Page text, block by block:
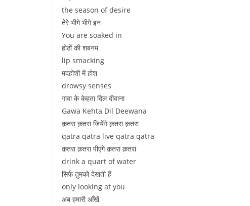
the season of desire
तेरे भीगे भीगे इन
You are soaked in
होठों की शबनम
lip smacking
मदहोशी में होश
drowsy senses
गावा के केहता दिल दीवाना
Gawa Kehta Dil Deewana
क़तरा क़तरा जियेंगे क़तरा क़तरा
qatra qatra live qatra qatra
क़तरा क़तरा पीएंगे क़तरा क़तरा
drink a quart of water
सिर्फ तुमको देखती हैं
only looking at you
अब हमारी आँखें